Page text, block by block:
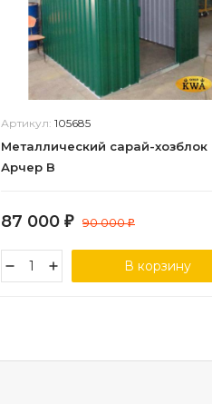
Артикул: 105685
Металлический сарай-хозблок
Арчер B
87 000 ₽ 90 000₽
В корзину